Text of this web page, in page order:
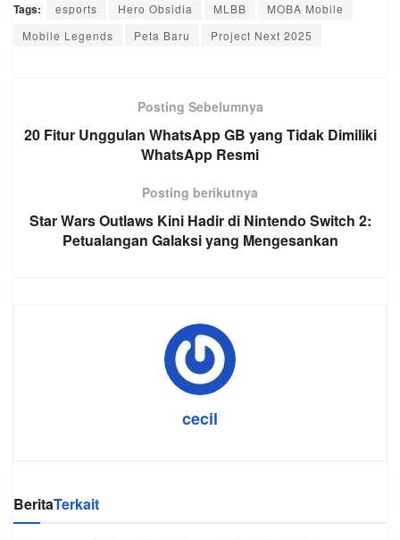
Tags: esports Hero Obsidia MLBB
MOBA Mobile
Mobile Legends
Peta Baru Project Next 2025
Posting Sebelumnya
20 Fitur Unggulan WhatsApp GB yang Tidak Dimiliki
WhatsApp Resmi
Posting berikutnya
Star Wars Outlaws Kini Hadir di Nintendo Switch 2:
Petualangan Galaksi yang Mengesankan
cecil
BeritaTerkait